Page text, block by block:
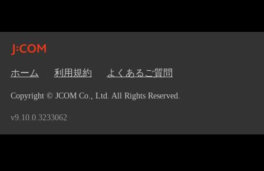
ホーム 利用規約 よくあるご質問
Copyright © JCOM Co., Ltd. All Rights Reserved.
v9.10.0.3233062